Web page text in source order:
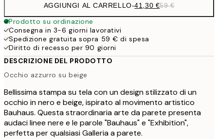
AGGIUNGI AL CARRELLO-41,30 €59 €
Prodotto su ordinazione
Consegna in 3-6 giorni lavorativi
Spedizione gratuita sopra 59 € di spesa
Diritto di recesso per 90 giorni
DESCRIZIONE DEL PRODOTTO
Occhio azzurro su beige
Bellissima stampa su tela con un design stilizzato di un
occhio in nero e beige, ispirato al movimento artistico
Bauhaus. Questa straordinaria arte da parete presenta
audaci linee nere e le parole "Bauhaus" e "Exhibition",
perfetta per qualsiasi Galleria a parete.